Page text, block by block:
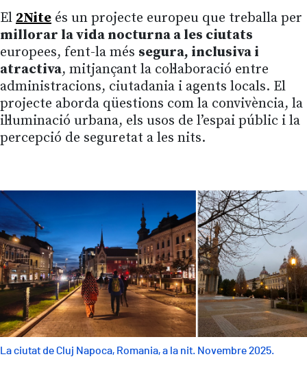
El 2Nite és un projecte europeu que treballa per
millorar la vida nocturna a les ciutats
europees, fent-la més segura, inclusiva i
atractiva, mitjançant la col·laboració entre
administracions, ciutadania i agents locals. El
projecte aborda qüestions com la convivència, la
il·luminació urbana, els usos de l’espai públic i la
percepció de seguretat a les nits.
La ciutat de Cluj Napoca, Romania, a la nit. Novembre 2025.